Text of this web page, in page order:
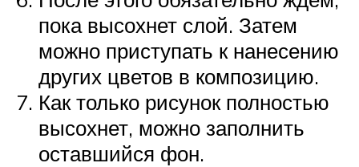
пока высохнет слой. Затем
можно приступать к нанесению
других цветов в композицию.
Как только рисунок полностью
высохнет, можно заполнить
оставшийся фон.